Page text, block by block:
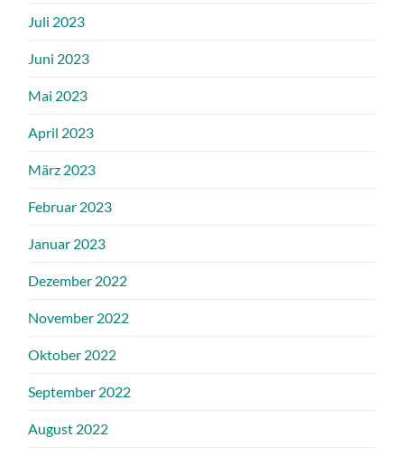
Juli 2023
Juni 2023
Mai 2023
April 2023
März 2023
Februar 2023
Januar 2023
Dezember 2022
November 2022
Oktober 2022
September 2022
August 2022